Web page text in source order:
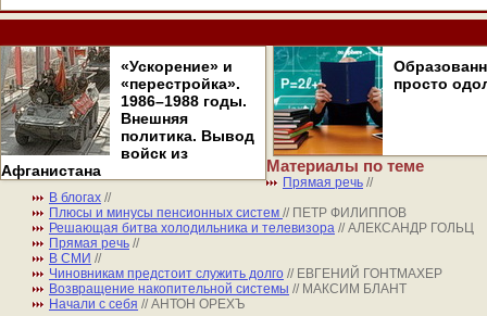
«Ускорение» и
«перестройка».
1986–1988 годы.
Внешняя
политика. Вывод
войск из
Афганистана
просто
Материалы по теме
Прямая речь //
В блогах //
Плюсы и минусы пенсионных систем // ПЕТР ФИЛИППОВ
Решающая битва холодильника и телевизора // АЛЕКСАНДР ГОЛЬЦ
Прямая речь //
В СМИ //
Чиновникам предстоит служить долго // ЕВГЕНИЙ ГОНТМАХЕР
Возвращение накопительной системы // МАКСИМ БЛАНТ
Начали с себя // АНТОН ОРЕХЪ